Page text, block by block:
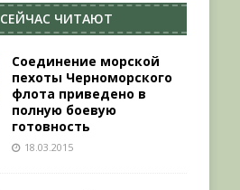
СЕЙЧАС ЧИТАЮТ
Соединение морской
пехоты Черноморского
флота приведено в
полную боевую
готовность
18.03.2015